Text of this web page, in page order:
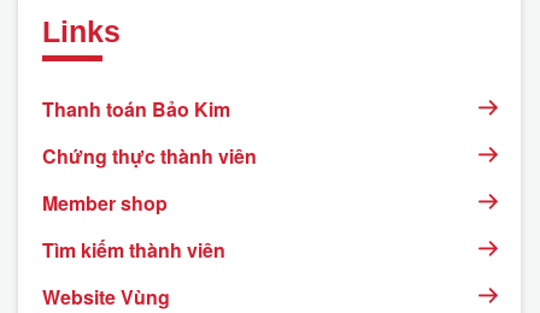
Links
Thanh toán Bảo Kim
Chứng thực thành viên
Member shop
Tìm kiếm thành viên
Website Vùng